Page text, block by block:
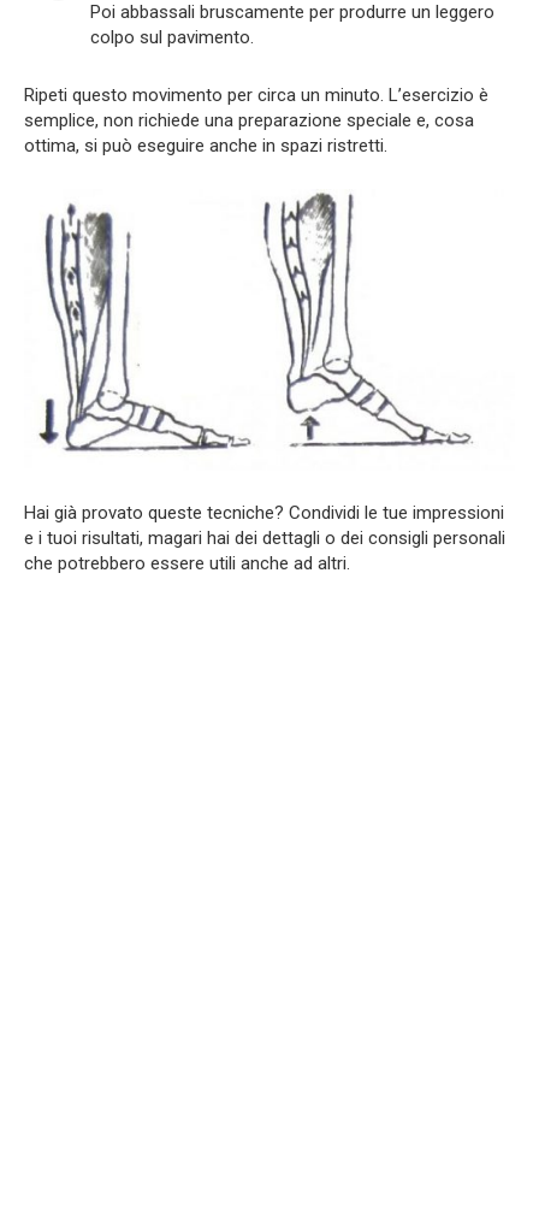
Poi abbassali bruscamente per produrre un leggero
colpo sul pavimento.
Ripeti questo movimento per circa un minuto. L’esercizio è
semplice, non richiede una preparazione speciale e, cosa
ottima, si può eseguire anche in spazi ristretti.
Hai già provato queste tecniche? Condividi le tue impressioni
e i tuoi risultati, magari hai dei dettagli o dei consigli personali
che potrebbero essere utili anche ad altri.